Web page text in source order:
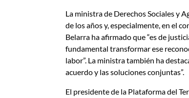
La ministra de Derechos Sociales y
de los años y, especialmente, en el
Belarra ha afirmado que “es de
fundamental transformar ese
labor”. La ministra también ha
acuerdo y las soluciones conjuntas”.
El presidente de la Plataforma del